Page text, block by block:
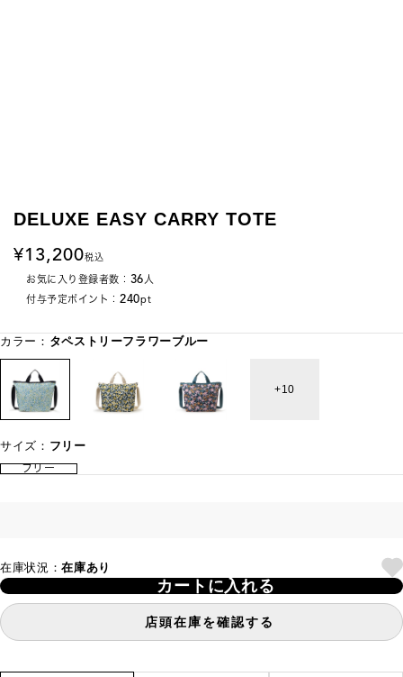
DELUXE EASY CARRY TOTE
13,200税込
お気に入り登録者数： 36人
付与予定ポイント： 240pt
カラー： タペストリーフラワーブルー
10
サイズ： フリー
フリー
在庫状況：在庫あり
カートに入れる
店頭在庫を確認する